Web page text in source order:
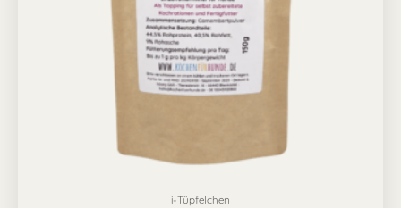
i-Tüpfelchen